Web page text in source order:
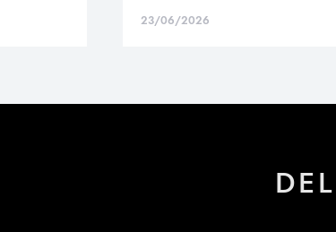
23/06/2026